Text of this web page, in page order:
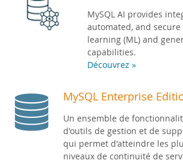
MySQL AI provides
automated, and secure
learning (ML) and
capabilities.
Découvrez »
MySQL Enterprise
Un ensemble de
d'outils de gestion et de
qui permet d'atteindre les
niveaux de continuité de